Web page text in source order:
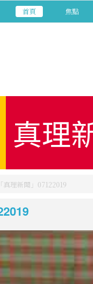
首頁 焦點
真理
真理新聞」07122019